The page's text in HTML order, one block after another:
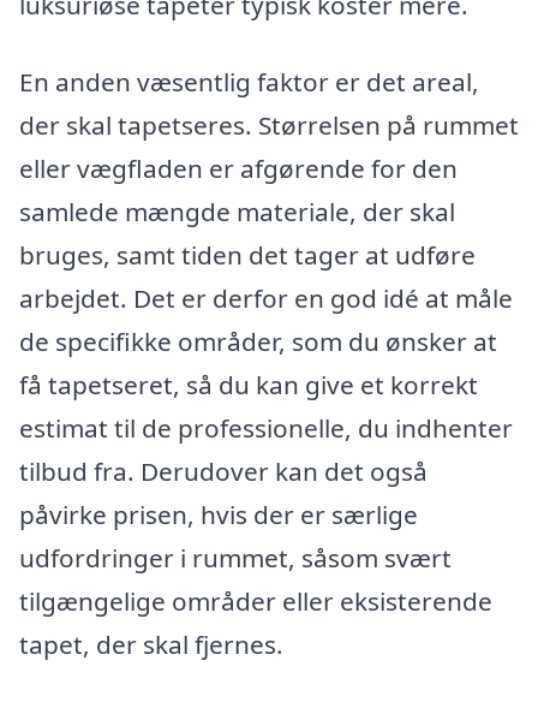
En anden væsentlig faktor er det areal,
der skal tapetseres. Størrelsen på rummet
eller vægfladen er afgørende for den
samlede mængde materiale, der skal
bruges, samt tiden det tager at udføre
arbejdet. Det er derfor en god idé at måle
de specifikke områder, som du ønsker at
få tapetseret, så du kan give et korrekt
estimat til de professionelle, du indhenter
tilbud fra. Derudover kan det også
påvirke prisen, hvis der er særlige
udfordringer i rummet, såsom svært
tilgængelige områder eller eksisterende
tapet, der skal fjernes.